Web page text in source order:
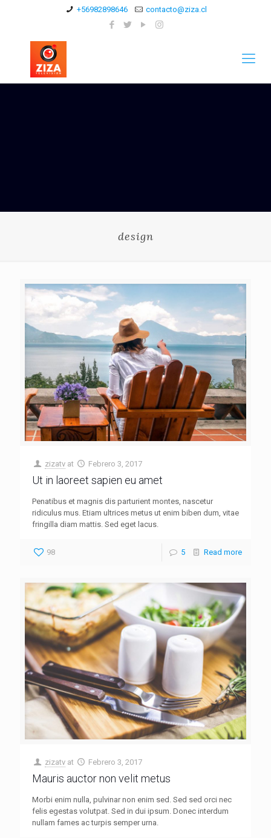
+56982898646 contacto@ziza.cl
design
zizatv at Febrero 3, 2017
Ut in laoreet sapien eu amet
Penatibus et magnis dis parturient montes, nascetur
ridiculus mus. Etiam ultrices metus ut enim biben dum, vitae
fringilla diam mattis. Sed eget lacus.
98 5 Read more
zizatv at Febrero 3, 2017
Mauris auctor non velit metus
Morbi enim nulla, pulvinar non enim sed. Sed sed orci nec
felis egestas volutpat. Sed in dui ipsum. Donec interdum
nullam fames ac turpis semper urna.